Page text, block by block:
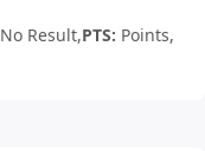
No Result,PTS: Points,